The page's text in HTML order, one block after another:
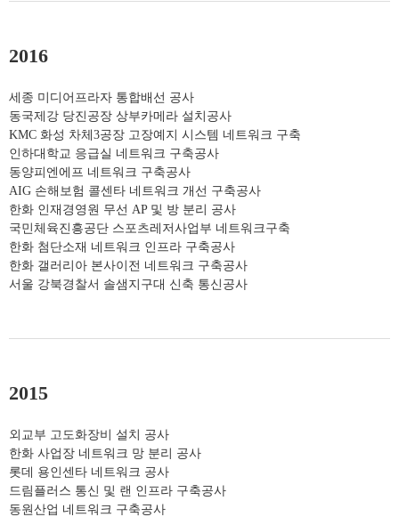
2016
세종 미디어프라자 통합배선 공사
동국제강 당진공장 상부카메라 설치공사
KMC 화성 차체3공장 고장예지 시스템 네트워크 구축
인하대학교 응급실 네트워크 구축공사
동양피엔에프 네트워크 구축공사
AIG 손해보험 콜센타 네트워크 개선 구축공사
한화 인재경영원 무선 AP 및 방 분리 공사
국민체육진흥공단 스포츠레저사업부 네트워크구축
한화 첨단소재 네트워크 인프라 구축공사
한화 갤러리아 본사이전 네트워크 구축공사
서울 강북경찰서 솔샘지구대 신축 통신공사
2015
외교부 고도화장비 설치 공사
한화 사업장 네트워크 망 분리 공사
롯데 용인센타 네트워크 공사
드림플러스 통신 및 랜 인프라 구축공사
동원산업 네트워크 구축공사